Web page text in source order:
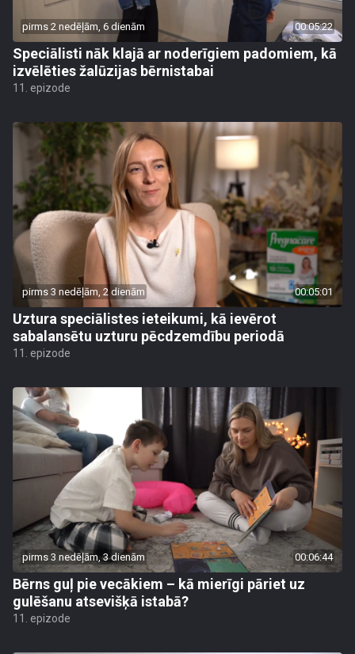
pirms 2 nedēļām, 6 dienām 00:05:22
Speciālisti nāk klajā ar noderīgiem padomiem, kā
izvēlēties žalūzijas bērnistabai
11. epizode
pirms 3 nedēļām, 2 dienām 00:05:01
Uztura speciālistes ieteikumi, kā ievērot
sabalansētu uzturu pēcdzemdību periodā
11. epizode
pirms 3 nedēļām, 3 dienām 00:06:44
Bērns guļ pie vecākiem – kā mierīgi pāriet uz
gulēšanu atsevišķā istabā?
11. epizode